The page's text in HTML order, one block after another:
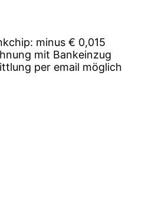
minus € 0,015
mit Bankeinzug
per email möglich